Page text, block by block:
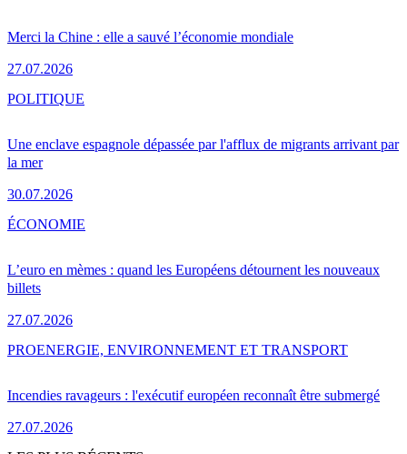
Merci la Chine : elle a sauvé l’économie mondiale
27.07.2026
Une enclave espagnole dépassée par l'afflux de migrants arrivant par
la mer
30.07.2026
POLITIQUE
L’euro en mèmes : quand les Européens détournent les nouveaux
billets
27.07.2026
ÉCONOMIE
Incendies ravageurs : l'exécutif européen reconnaît être submergé
27.07.2026
PROENERGIE, ENVIRONNEMENT ET TRANSPORT